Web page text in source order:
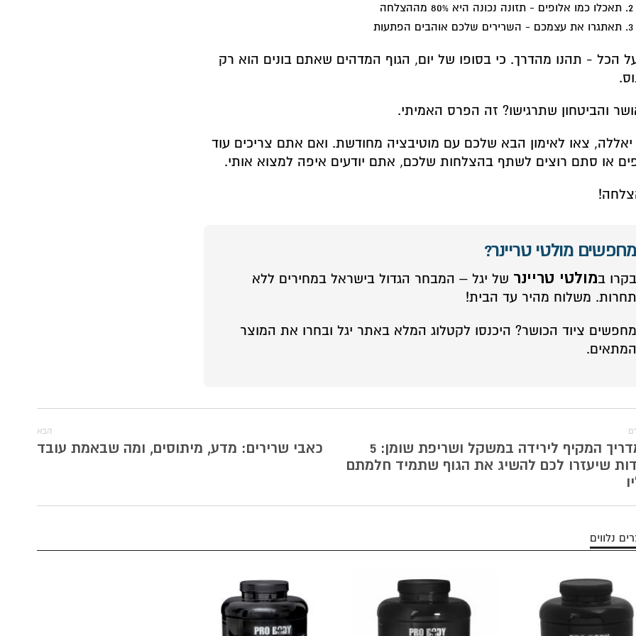
תאכלו כמו אלופים - תזונה נכונה היא 80% מההצלחה
תאתגרו את עצמכם - השרירים שלכם אוהבים הפתעות
הכל - תהנו מהדרך. כי בסופו של יום, הגוף המדהים שאתם בונים הוא רק
והביטחון שתרגישו? זה הפרס האמיתי.
יאללה, צאו לאימון הבא שלכם עם מוטיבציה מחודשת. ואם אתם צריכים עוד
או סתם רוצים לשתף בהצלחות שלכם, אתם יודעים איפה למצוא אותי.
מחפשים מולטי טריינר?
בקרו במולטי טריינר של יגל – המבחר הגדול בישראל במחירים ללא
תחרות. משלוח מהיר עד הבית!
מחפשים ציוד הכושר? היכנסו לקטלוג המלא באתר יגל ובחרו את המוצר
המתאים.
המדריך המקיף לירידה במשקל ושריפת שומן: 5
שיעזרו לכם להשיג את הגוף שתמיד חלמתם
הבא
כאבי שרירים: מדע, מיתוסים, ומה שבאמת עובד
נלווים